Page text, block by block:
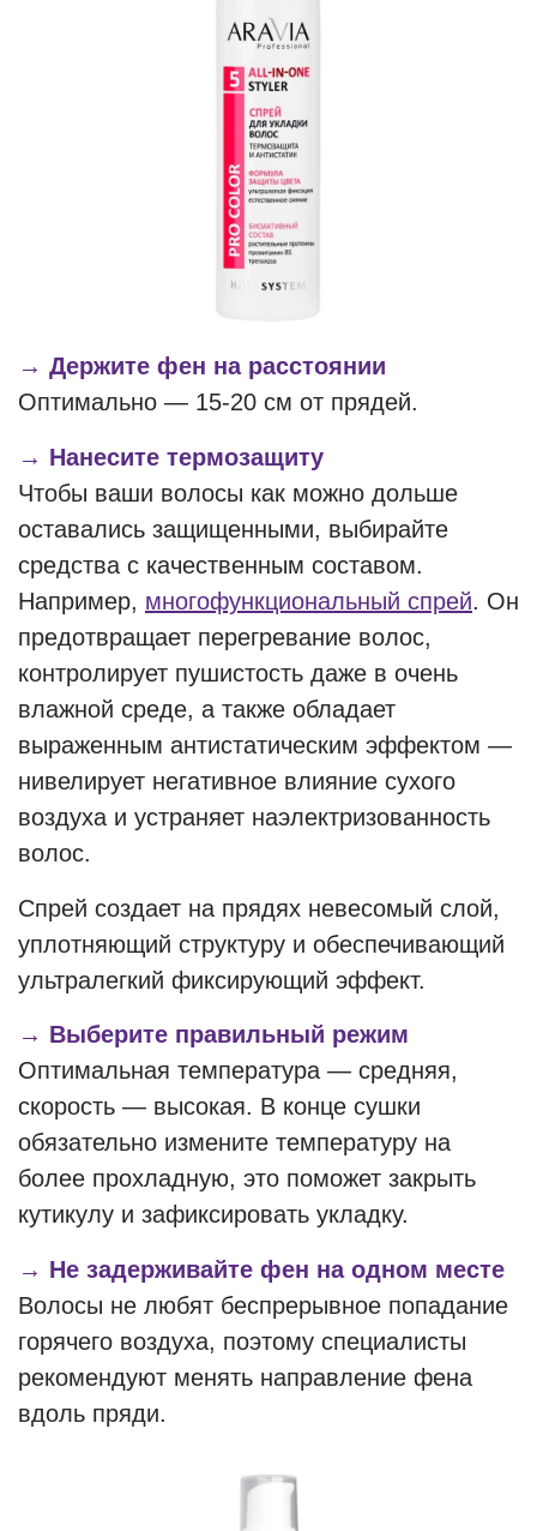
→ Держите фен на расстоянии
Оптимально — 15-20 см от прядей.
→ Нанесите термозащиту
Чтобы ваши волосы как можно дольше
оставались защищенными, выбирайте
средства с качественным составом.
Например, многофункциональный спрей. Он
предотвращает перегревание волос,
контролирует пушистость даже в очень
влажной среде, а также обладает
выраженным антистатическим эффектом —
нивелирует негативное влияние сухого
воздуха и устраняет наэлектризованность
волос.
Спрей создает на прядях невесомый слой,
уплотняющий структуру и обеспечивающий
ультралегкий фиксирующий эффект.
→ Выберите правильный режим
Оптимальная температура — средняя,
скорость — высокая. В конце сушки
обязательно измените температуру на
более прохладную, это поможет закрыть
кутикулу и зафиксировать укладку.
→ Не задерживайте фен на одном месте
Волосы не любят беспрерывное попадание
горячего воздуха, поэтому специалисты
рекомендуют менять направление фена
вдоль пряди.